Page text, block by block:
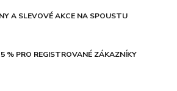
A SLEVOVÉ AKCE NA SPOUSTU
% PRO REGISTROVANÉ ZÁKAZNÍKY